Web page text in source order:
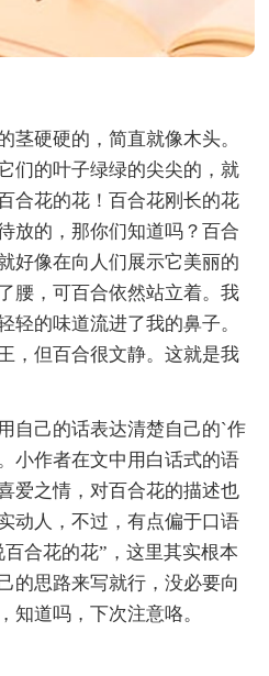
硬硬的，简直就像木头。
们的叶子绿绿的尖尖的，就
合花的花！百合花刚长的花
放的，那你们知道吗？百合
好像在向人们展示它美丽的
腰，可百合依然站立着。我
轻的味道流进了我的鼻子。
，但百合很文静。这就是我
己的话表达清楚自己的`作
小作者在文中用白话式的语
爱之情，对百合花的描述也
动人，不过，有点偏于口语
合花的花”，这里其实根本
的思路来写就行，没必要向
知道吗，下次注意咯。